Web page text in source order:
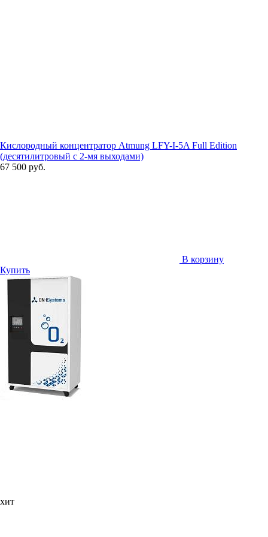
Кислородный концентратор Atmung LFY-I-5A Full Edition
(десятилитровый с 2-мя выходами)
67 500 руб.
В корзину
Купить
хит